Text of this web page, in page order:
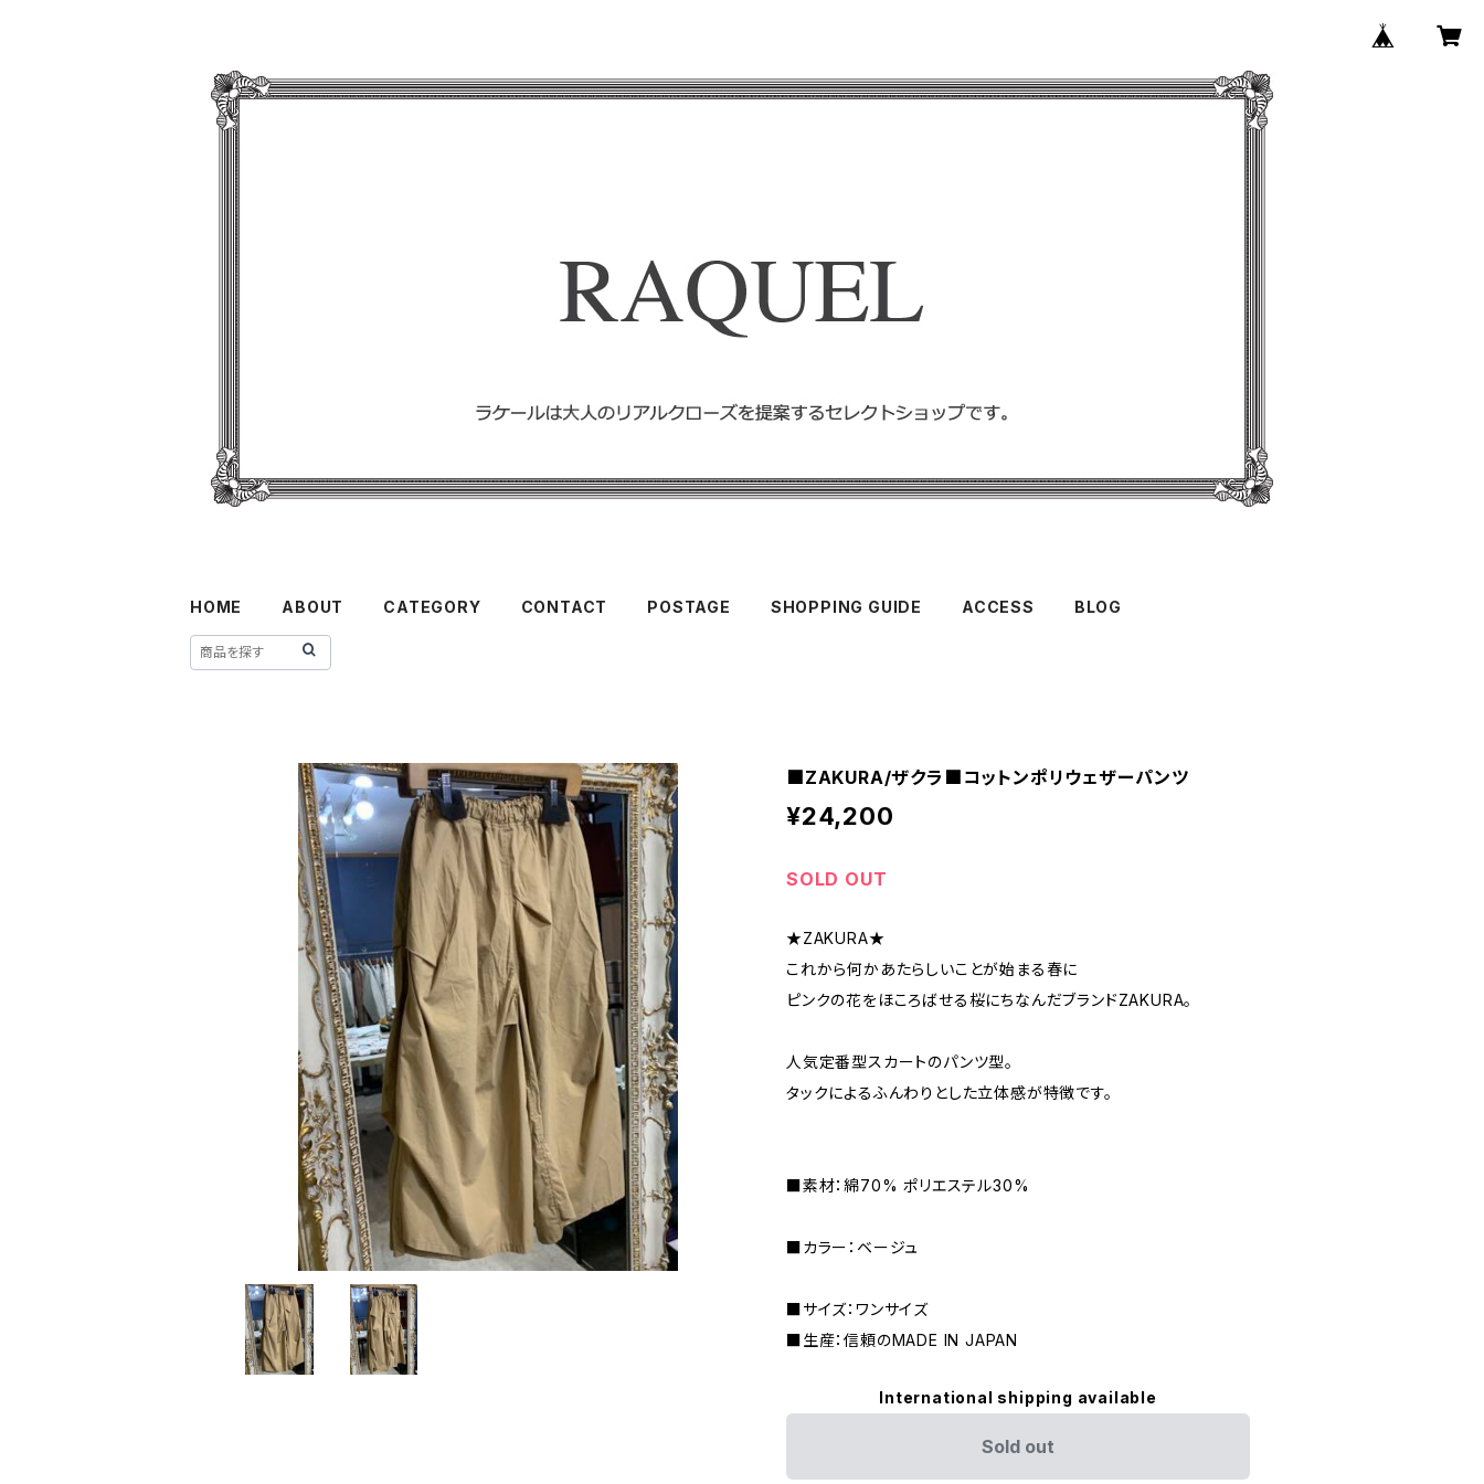
HOME ABOUT CATEGORY CONTACT POSTAGE SHOPPING GUIDE ACCESS BLOG
■ZAKURA/ザクラ■コットンポリウェザーパンツ
¥24,200
SOLD OUT
★ZAKURA★
これから何かあたらしいことが始まる春に
ピンクの花をほころばせる桜にちなんだブランドZAKURA。
人気定番型スカートのパンツ型。
タックによるふんわりとした立体感が特徴です。
■素材：綿70% ポリエステル30%
■カラー：ベージュ
■サイズ：ワンサイズ
■生産：信頼のMADE IN JAPAN
International shipping available
Sold out